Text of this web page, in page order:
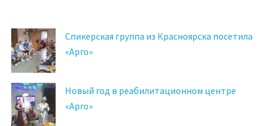
Спикерская группа из Красноярска посетила
«Арго»
Новый год в реабилитационном центре
«Арго»